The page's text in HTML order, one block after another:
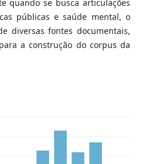
quando se busca articulações
públicas e saúde mental, o
diversas fontes documentais,
a construção do corpus da